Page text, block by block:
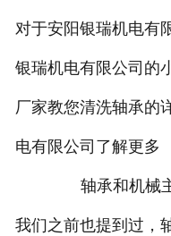
对于安阳银瑞机电有
银瑞机电有限公司的
厂家教您清洗轴承的
电有限公司了解更多
轴承和机械主
我们之前也提到过，